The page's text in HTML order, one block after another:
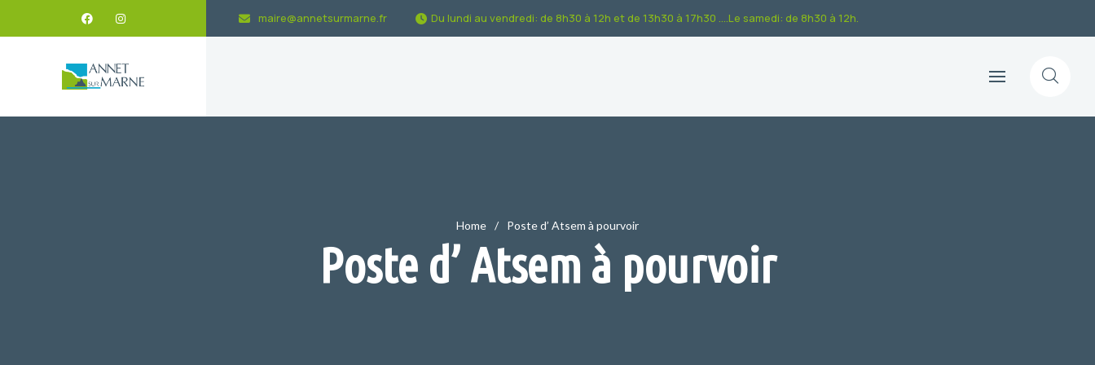
maire@annetsurmarne.fr Du lundi au vendredi: de 8h30 à 12h et de 13h30 à 17h30 ....Le samedi: de 8h30 à 12h.
Home Poste d’ Atsem à pourvoir
Poste d’ Atsem à pourvoir